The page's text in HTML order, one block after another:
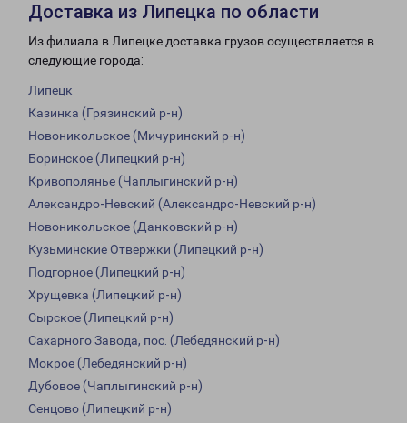
Доставка из Липецка по области
Из филиала в Липецке доставка грузов осуществляется в
следующие города:
Липецк
Казинка (Грязинский р-н)
Новоникольское (Мичуринский р-н)
Боринское (Липецкий р-н)
Кривополянье (Чаплыгинский р-н)
Александро-Невский (Александро-Невский р-н)
Новоникольское (Данковский р-н)
Кузьминские Отвержки (Липецкий р-н)
Подгорное (Липецкий р-н)
Хрущевка (Липецкий р-н)
Сырское (Липецкий р-н)
Сахарного Завода, пос. (Лебедянский р-н)
Мокрое (Лебедянский р-н)
Дубовое (Чаплыгинский р-н)
Сенцово (Липецкий р-н)